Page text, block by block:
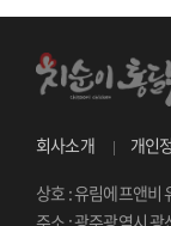
회사소개 개인
상호 : 유림에프앤비